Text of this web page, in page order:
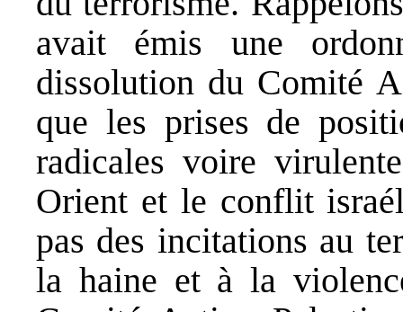
avait émis une
dissolution du Comité
que les prises de
radicales voire
Orient et le conflit
pas des incitations au
la haine et à la